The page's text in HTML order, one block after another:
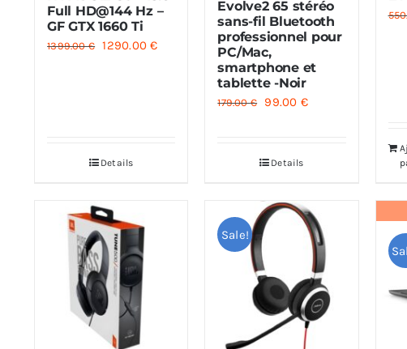
Full HD@144 Hz –
GF GTX 1660 Ti
1399.00€ Le
1290.00€Le
Details
Evolve2 65 stéréo
sans-fil Bluetooth
professionnel pour
PC/Mac,
smartphone et
tablette -Noir
179.00€
Le
était :
99.00 €Le
Details
Sale!